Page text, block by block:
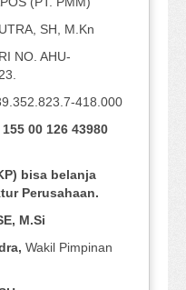
SH, M.Kn
NO. AHU-
418.000
155 00 126 43980
bisa belanja
Perusahaan.
M.Si
Wakil Pimpinan